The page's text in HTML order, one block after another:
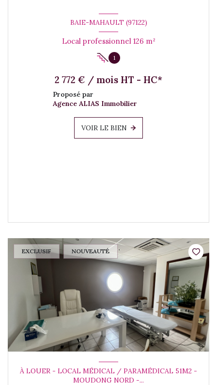
BAIE-MAHAULT (97122)
Local professionnel 126 m²
1
2 772 € / mois HT - HC*
Proposé par
Agence ALIAS Immobilier
VOIR LE BIEN
EXCLUSIF NOUVEAUTÉ
À LOUER - LOCAL MÉDICAL / PARAMÉDICAL 51M2 -
MOUDONG NORD -...